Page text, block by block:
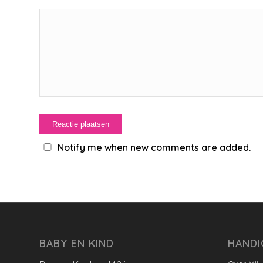
Notify me when new comments are added.
BABY EN KIND